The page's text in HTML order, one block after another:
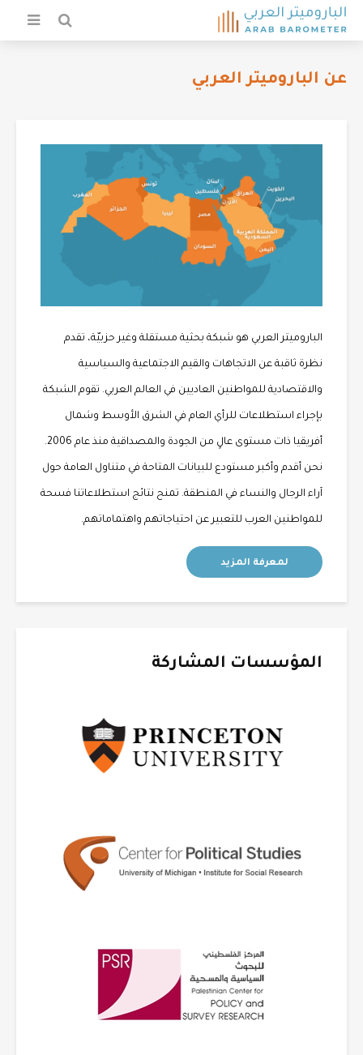
عن الباروميتر العربي
الباروميتر العربي هو شبكة بحثية مستقلة وغير حزبيّة، تقدم
نظرة ثاقبة عن الاتجاهات والقيم الاجتماعية والسياسية
والاقتصادية للمواطنين العاديين في العالم العربي. تقوم الشبكة
بإجراء استطلاعات للرأي العام في الشرق الأوسط وشمال
أفريقيا ذات مستوى عالٍ من الجودة والمصداقية منذ عام 2006.
نحن أقدم وأكبر مستودع للبيانات المتاحة في متناول العامة حول
آراء الرجال والنساء في المنطقة. تمنح نتائج استطلاعاتنا فسحة
للمواطنين العرب للتعبير عن احتياجاتهم واهتماماتهم.
لمعرفة المزيد
المؤسسات المشاركة